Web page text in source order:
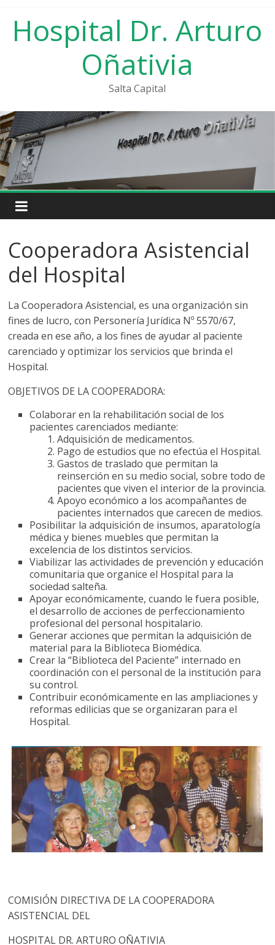
contenido
Hospital Dr. Arturo
Oñativia
Salta Capital
Cooperadora Asistencial
del Hospital
La Cooperadora Asistencial, es una organización sin
fines de lucro, con Personería Jurídica Nº 5570/67,
creada en ese año, a los fines de ayudar al paciente
carenciado y optimizar los servicios que brinda el
Hospital.
OBJETIVOS DE LA COOPERADORA:
Colaborar en la rehabilitación social de los
pacientes carenciados mediante:
Adquisición de medicamentos.
Pago de estudios que no efectúa el Hospital.
Gastos de traslado que permitan la
reinserción en su medio social, sobre todo de
pacientes que viven el interior de la provincia.
Apoyo económico a los acompañantes de
pacientes internados que carecen de medios.
Posibilitar la adquisición de insumos, aparatología
médica y bienes muebles que permitan la
excelencia de los distintos servicios.
Viabilizar las actividades de prevención y educación
comunitaria que organice el Hospital para la
sociedad salteña.
Apoyar económicamente, cuando le fuera posible,
el desarrollo de acciones de perfeccionamiento
profesional del personal hospitalario.
Generar acciones que permitan la adquisición de
material para la Biblioteca Biomédica.
Crear la “Biblioteca del Paciente” internado en
coordinación con el personal de la institución para
su control.
Contribuir económicamente en las ampliaciones y
reformas edilicias que se organizaran para el
Hospital.
COMISIÓN DIRECTIVA DE LA COOPERADORA
ASISTENCIAL DEL
HOSPITAL DR. ARTURO OÑATIVIA